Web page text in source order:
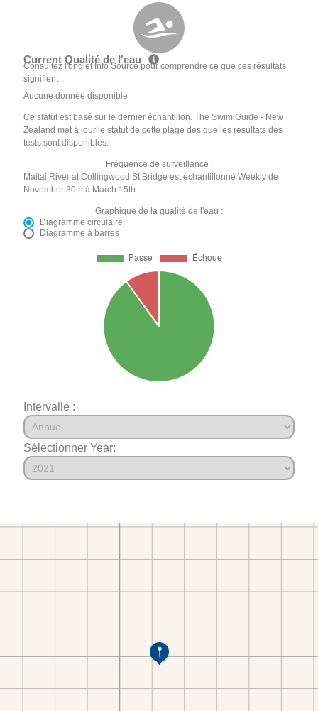
Current Qualité de l'eau
Consultez l'onglet Info Source pour comprendre ce que ces résultats
signifient
Aucune donnée disponible
Ce statut est basé sur le dernier échantillon. The Swim Guide - New
Zealand met à jour le statut de cette plage dès que les résultats des
tests sont disponibles.
Fréquence de surveillance :
Maitai River at Collingwood St Bridge est échantillonné Weekly de
November 30th à March 15th.
Graphique de la qualité de l'eau :
Diagramme circulaire
Diagramme à barres
Intervalle :
Sélectionner Year: